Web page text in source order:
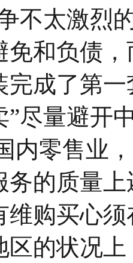
不太激烈
免和负债
完成了第
”尽量避开
内零售业
务的质量
维购买心
区的状况